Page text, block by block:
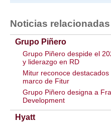
Noticias relacionadas
Grupo Piñero
Grupo Piñero despide el
y liderazgo en RD
Mitur reconoce
marco de Fitur
Grupo Piñero designa a
Development
Hyatt